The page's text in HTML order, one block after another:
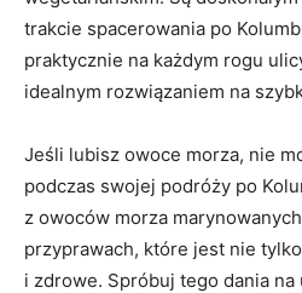
trakcie spacerowania po⁣
praktycznie na każdym​ rogu
idealnym rozwiązaniem na
Jeśli lubisz owoce morza, nie
⁣podczas swojej podróży po⁤
z owoców morza
przyprawach, które ‍jest nie
i zdrowe. Spróbuj ‌tego dania